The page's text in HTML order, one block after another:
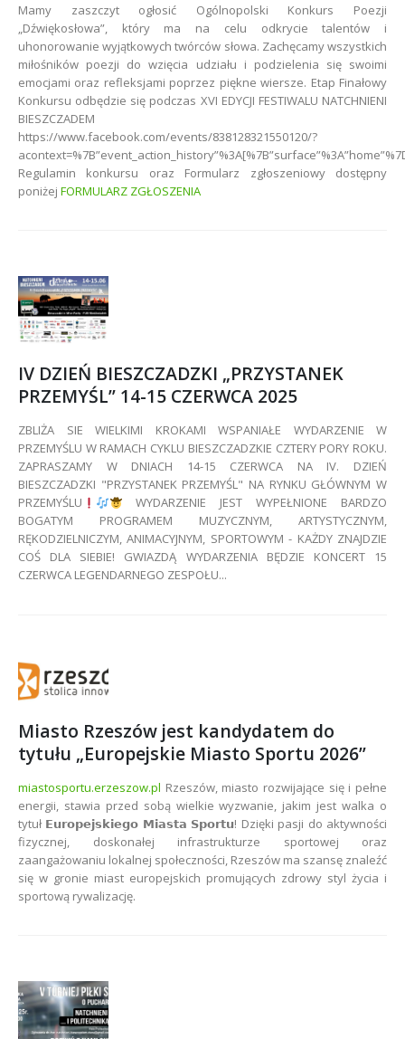
Mamy zaszczyt ogłosić Ogólnopolski Konkurs Poezji
„Dźwiękosłowa”, który ma na celu odkrycie talentów i
uhonorowanie wyjątkowych twórców słowa. Zachęcamy wszystkich
miłośników poezji do wzięcia udziału i podzielenia się swoimi
emocjami oraz refleksjami poprzez piękne wiersze. Etap Finałowy
Konkursu odbędzie się podczas XVI EDYCJI FESTIWALU NATCHNIENI
BIESZCZADEM
https://www.facebook.com/events/838128321550120/?
Regulamin konkursu oraz Formularz zgłoszeniowy dostępny
poniżej FORMULARZ ZGŁOSZENIA
IV DZIEŃ BIESZCZADZKI „PRZYSTANEK
PRZEMYŚL” 14-15 CZERWCA 2025
ZBLIŻA SIE WIELKIMI KROKAMI WSPANIAŁE WYDARZENIE W
PRZEMYŚLU W RAMACH CYKLU BIESZCZADZKIE CZTERY PORY ROKU.
ZAPRASZAMY W DNIACH 14-15 CZERWCA NA IV. DZIEŃ
BIESZCZADZKI "PRZYSTANEK PRZEMYŚL" NA RYNKU GŁÓWNYM W
PRZEMYŚLU
WYDARZENIE JEST WYPEŁNIONE BARDZO
BOGATYM PROGRAMEM MUZYCZNYM, ARTYSTYCZNYM,
RĘKODZIELNICZYM, ANIMACYJNYM, SPORTOWYM - KAŻDY ZNAJDZIE
COŚ DLA SIEBIE! GWIAZDĄ WYDARZENIA BĘDZIE KONCERT 15
CZERWCA LEGENDARNEGO ZESPOŁU...
Miasto Rzeszów jest kandydatem do
tytułu „Europejskie Miasto Sportu 2026”
miastosportu.erzeszow.pl Rzeszów, miasto rozwijające się i pełne
energii, stawia przed sobą wielkie wyzwanie, jakim jest walka o
tytuł 𝗘𝘂𝗿𝗼𝗽𝗲𝗷𝘀𝗸𝗶𝗲𝗴𝗼 𝗠𝗶𝗮𝘀𝘁𝗮 𝗦𝗽𝗼𝗿𝘁𝘂! Dzięki pasji do aktywności
fizycznej, doskonałej infrastrukturze sportowej oraz
zaangażowaniu lokalnej społeczności, Rzeszów ma szansę znaleźć
się w gronie miast europejskich promujących zdrowy styl życia i
sportową rywalizację.